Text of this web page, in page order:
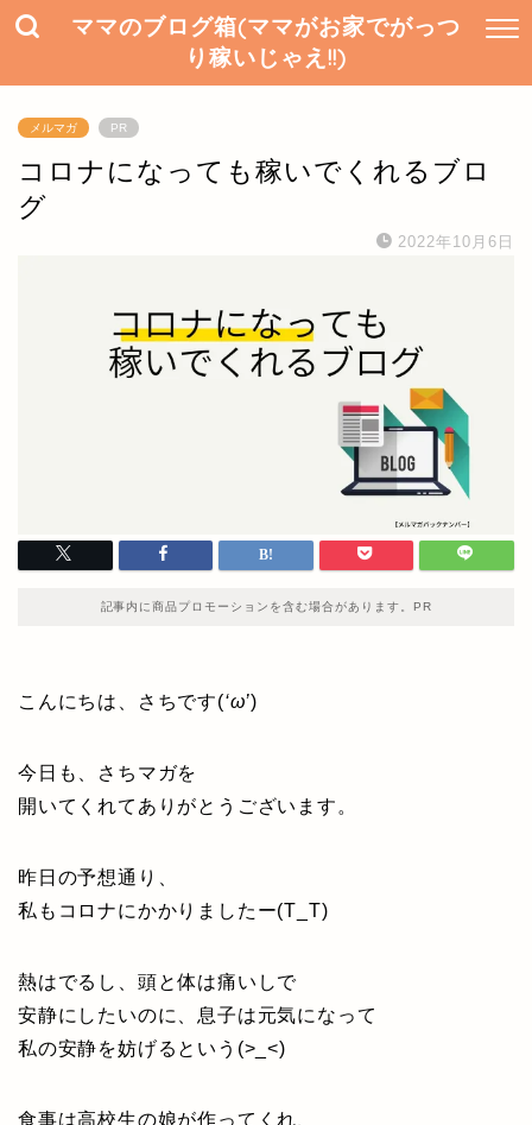
ママのブログ箱(ママがお家でがっつ
り稼いじゃえ!!)
メルマガ PR
コロナになっても稼いでくれるブロ
グ
2022年10月6日
記事内に商品プロモーションを含む場合があります。PR
こんにちは、さちです(‘ω’)
今日も、さちマガを
開いてくれてありがとうございます。
昨日の予想通り、
私もコロナにかかりましたー(T_T)
熱はでるし、頭と体は痛いしで
安静にしたいのに、息子は元気になって
私の安静を妨げるという(>_<)
食事は高校生の娘が作ってくれ、